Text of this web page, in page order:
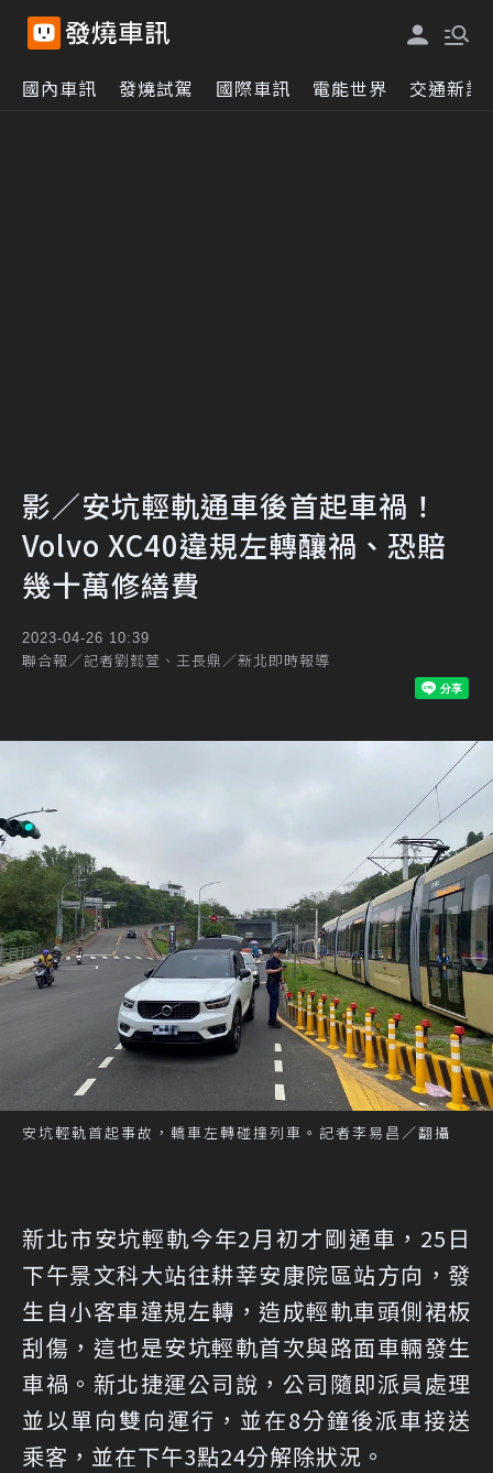
國內車訊 發燒試駕 國際車訊 電能世界 交通新訊
影／安坑輕軌通車後首起車禍！
Volvo XC40違規左轉釀禍、恐賠
幾十萬修繕費
2023-04-26 10:39
聯合報／記者劉懿萱、王長鼎／新北即時報導
安坑輕軌首起事故，轎車左轉碰撞列車。記者李易昌／翻攝
新北市安坑輕軌今年2月初才剛通車，25日
下午景文科大站往耕莘安康院區站方向，發
生自小客車違規左轉，造成輕軌車頭側裙板
刮傷，這也是安坑輕軌首次與路面車輛發生
車禍。新北捷運公司說，公司隨即派員處理
並以單向雙向運行，並在8分鐘後派車接送
乘客，並在下午3點24分解除狀況。